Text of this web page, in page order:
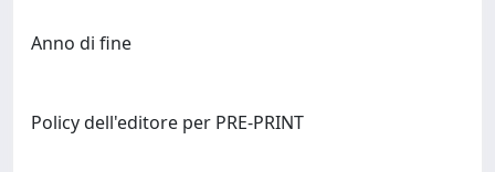
Anno di fine
Policy dell'editore per PRE-PRINT